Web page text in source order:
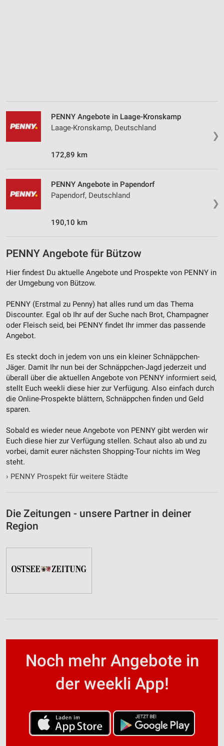
❯
PENNY Angebote in Laage-Kronskamp
Laage-Kronskamp, Deutschland
172,89 km
❯
PENNY Angebote in Papendorf
Papendorf, Deutschland
190,10 km
PENNY Angebote für Bützow
Hier findest Du aktuelle Angebote und Prospekte von PENNY in
der Umgebung von Bützow.
PENNY (Erstmal zu Penny) hat alles rund um das Thema
Discounter. Egal ob Ihr auf der Suche nach Brot, Champagner
oder Fleisch seid, bei PENNY findet Ihr immer das passende
Angebot.
Es steckt doch in jedem von uns ein kleiner Schnäppchen-
Jäger. Damit Ihr nun bei der Schnäppchen-Jagd jederzeit und
überall über die aktuellen Angebote von PENNY informiert seid,
stellt Euch weekli diese hier zur Verfügung. Also einfach durch
die Online-Prospekte blättern, Schnäppchen finden und Geld
sparen.
Sobald es wieder neue Angebote von PENNY gibt werden wir
Euch diese hier zur Verfügung stellen. Schaut also ab und zu
vorbei, damit eurer nächsten Shopping-Tour nichts im Weg
steht.
› PENNY Prospekt für weitere Städte
Die Zeitungen - unsere Partner in deiner
Region
Noch mehr Angebote in
der weekli App!
Verwendung genauer Standortdaten
Geräte anhand von aktiv angeforderten
Informationen identifizieren
Nicht-IAB-Verarbeitungszwecke:
Performance